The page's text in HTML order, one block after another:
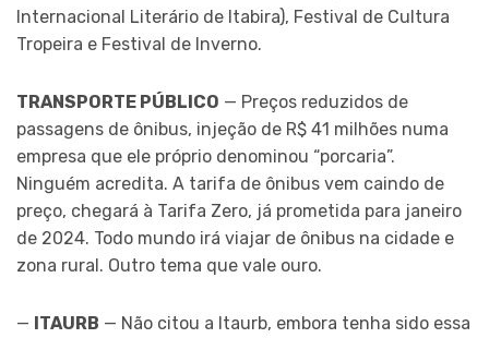
Internacional Literário de Itabira), Festival de Cultura
Tropeira e Festival de Inverno.
TRANSPORTE PÚBLICO — Preços reduzidos de
passagens de ônibus, injeção de R$ 41 milhões numa
empresa que ele próprio denominou “porcaria”.
Ninguém acredita. A tarifa de ônibus vem caindo de
preço, chegará à Tarifa Zero, já prometida para janeiro
de 2024. Todo mundo irá viajar de ônibus na cidade e
zona rural. Outro tema que vale ouro.
— ITAURB — Não citou a Itaurb, embora tenha sido essa